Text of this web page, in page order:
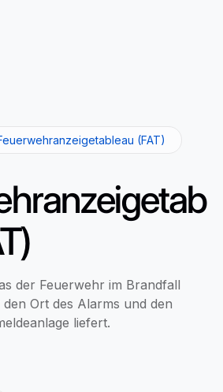
(FAT)
der Feuerwehr im Brandfall
Ort des Alarms und den
liefert.